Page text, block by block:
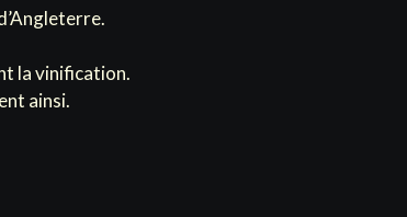
la vinification.
ainsi.